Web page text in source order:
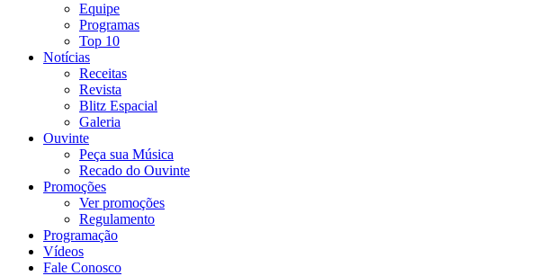
Equipe
Programas
Top 10
Notícias
Receitas
Revista
Blitz Espacial
Galeria
Ouvinte
Peça sua Música
Recado do Ouvinte
Promoções
Ver promoções
Regulamento
Programação
Vídeos
Fale Conosco